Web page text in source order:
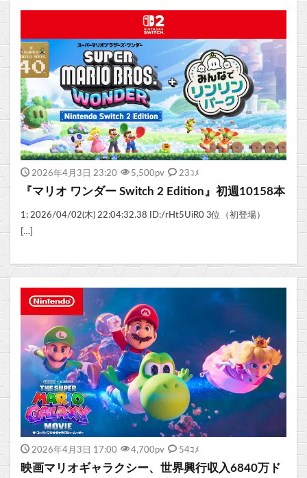
2026年4月3日 23:20 5,500pv 23ｺﾒ
『マリオ ワンダー Switch 2 Edition』初週10158本
1: 2026/04/02(木) 22:04:32.38 ID:/rHt5UiR0 3位（初登場）
[…]
2026年4月3日 17:00 4,700pv 54ｺﾒ
映画マリオギャラクシー、世界興行収入6840万ド